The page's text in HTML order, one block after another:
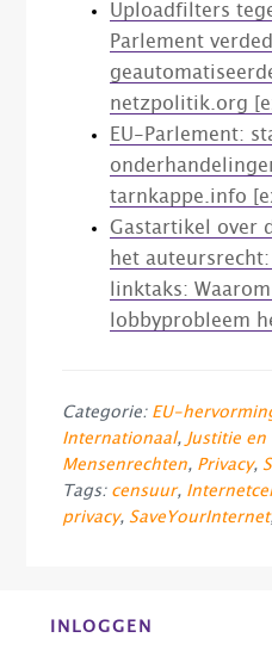
Uploadfilters
Parlement
netzpolitik.org
EU-Parlement:
tarnkappe.info
Gastartikel over
het
linktaks:
lobbyprobleem
Categorie: EU-
Internationaal, Justitie
Mensenrechten, Privacy,
Tags: censuur,
privacy,SaveYourInternet
Before
INLOGGEN